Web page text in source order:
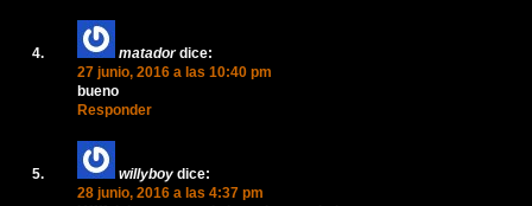
matador dice:
27 junio, 2016 a las 10:40 pm
bueno
Responder
willyboy dice:
28 junio, 2016 a las 4:37 pm